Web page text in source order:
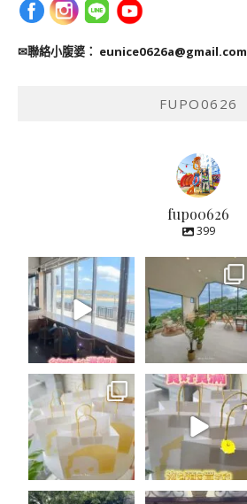
✉聯絡小腹婆： eunice0626a@gmail.com
FUPO0626
fupo0626
399